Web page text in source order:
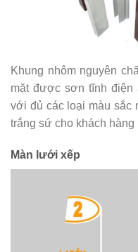
Khung nhôm nguyên
mặt được sơn tĩnh
với đủ các loại màu sắc
trắng sứ cho khách hàng
Màn lưới xếp